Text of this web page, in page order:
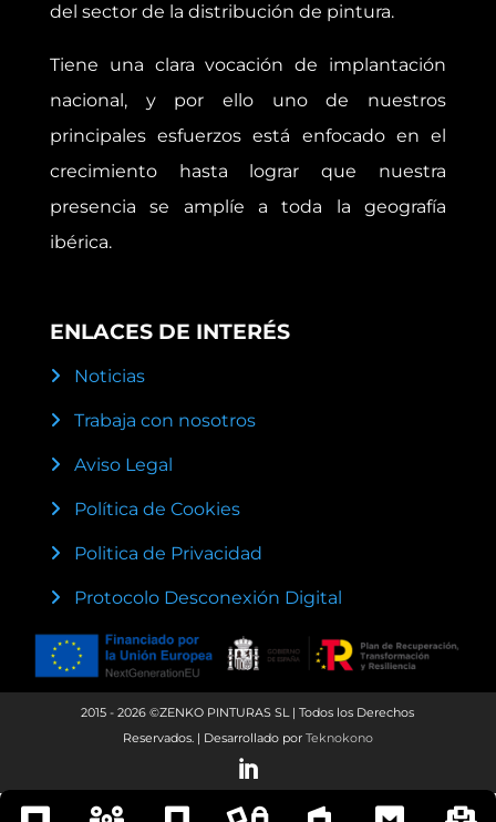
del sector de la distribución de pintura.
Tiene una clara vocación de implantación
nacional, y por ello uno de nuestros
principales esfuerzos está enfocado en el
crecimiento hasta lograr que nuestra
presencia se amplíe a toda la geografía
ibérica.
ENLACES DE INTERÉS
Noticias
Trabaja con nosotros
Aviso Legal
Política de Cookies
Politica de Privacidad
Protocolo Desconexión Digital
2015 - 2026 ©ZENKO PINTURAS SL | Todos los Derechos
Reservados. | Desarrollado por Teknokono
